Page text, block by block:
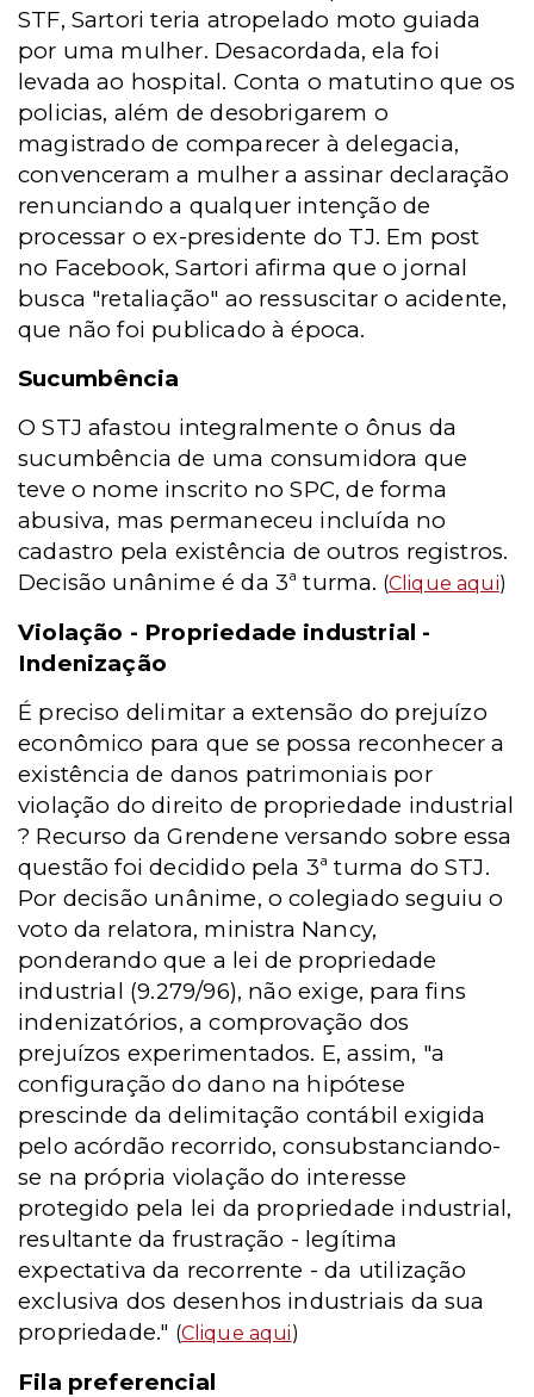
STF, Sartori teria atropelado moto guiada
por uma mulher. Desacordada, ela foi
levada ao hospital. Conta o matutino que os
policias, além de desobrigarem o
magistrado de comparecer à delegacia,
convenceram a mulher a assinar declaração
renunciando a qualquer intenção de
processar o ex-presidente do TJ. Em post
no Facebook, Sartori afirma que o jornal
busca "retaliação" ao ressuscitar o acidente,
que não foi publicado à época.
Sucumbência
O STJ afastou integralmente o ônus da
sucumbência de uma consumidora que
teve o nome inscrito no SPC, de forma
abusiva, mas permaneceu incluída no
cadastro pela existência de outros registros.
Decisão unânime é da 3ª turma. (Clique aqui)
Violação - Propriedade industrial -
Indenização
É preciso delimitar a extensão do prejuízo
econômico para que se possa reconhecer a
existência de danos patrimoniais por
violação do direito de propriedade industrial
? Recurso da Grendene versando sobre essa
questão foi decidido pela 3ª turma do STJ.
Por decisão unânime, o colegiado seguiu o
voto da relatora, ministra Nancy,
ponderando que a lei de propriedade
industrial (9.279/96), não exige, para fins
indenizatórios, a comprovação dos
prejuízos experimentados. E, assim, "a
configuração do dano na hipótese
prescinde da delimitação contábil exigida
pelo acórdão recorrido, consubstanciando-
se na própria violação do interesse
protegido pela lei da propriedade industrial,
resultante da frustração - legítima
expectativa da recorrente - da utilização
exclusiva dos desenhos industriais da sua
propriedade." (Clique aqui)
Fila preferencial